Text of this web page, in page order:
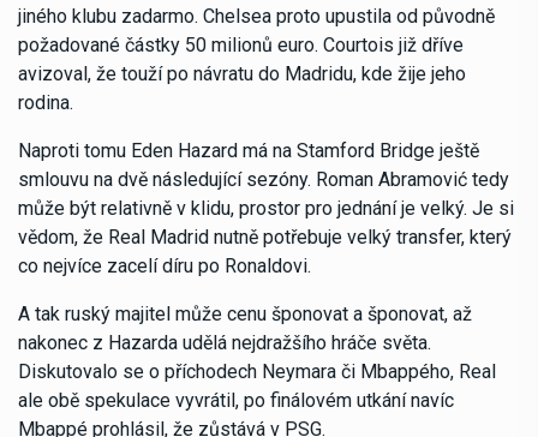
jiného klubu zadarmo. Chelsea proto upustila od původně
požadované částky 50 milionů euro. Courtois již dříve
avizoval, že touží po návratu do Madridu, kde žije jeho
rodina.
Naproti tomu Eden Hazard má na Stamford Bridge ještě
smlouvu na dvě následující sezóny. Roman Abramović tedy
může být relativně v klidu, prostor pro jednání je velký. Je si
vědom, že Real Madrid nutně potřebuje velký transfer, který
co nejvíce zacelí díru po Ronaldovi.
A tak ruský majitel může cenu šponovat a šponovat, až
nakonec z Hazarda udělá nejdražšího hráče světa.
Diskutovalo se o příchodech Neymara či Mbappého, Real
ale obě spekulace vyvrátil, po finálovém utkání navíc
Mbappé prohlásil, že zůstává v PSG.